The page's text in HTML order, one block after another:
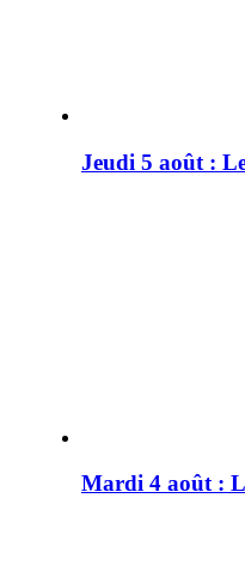
Jeudi 5 août :
Mardi 4 août :